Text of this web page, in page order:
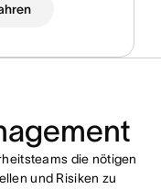
die nötigen
und Risiken zu